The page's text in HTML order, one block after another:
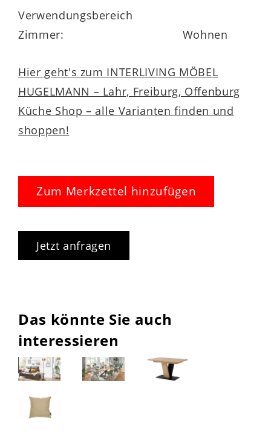
Verwendungsbereich
Zimmer:
Wohnen
Hier geht's zum INTERLIVING MÖBEL
HUGELMANN – Lahr, Freiburg, Offenburg
Küche Shop – alle Varianten finden und
shoppen!
Zum Merkzettel hinzufügen
Jetzt anfragen
Das könnte Sie auch
interessieren